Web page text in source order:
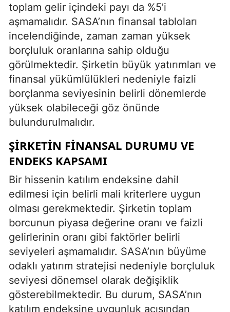
toplam gelir içindeki payı da %5’i
aşmamalıdır. SASA’nın finansal tabloları
incelendiğinde, zaman zaman yüksek
borçluluk oranlarına sahip olduğu
görülmektedir. Şirketin büyük yatırımları ve
finansal yükümlülükleri nedeniyle faizli
borçlanma seviyesinin belirli dönemlerde
yüksek olabileceği göz önünde
bulundurulmalıdır.
ŞIRKETIN FINANSAL DURUMU VE
ENDEKS KAPSAMI
Bir hissenin katılım endeksine dahil
edilmesi için belirli mali kriterlere uygun
olması gerekmektedir. Şirketin toplam
borcunun piyasa değerine oranı ve faizli
gelirlerinin oranı gibi faktörler belirli
seviyeleri aşmamalıdır. SASA’nın büyüme
odaklı yatırım stratejisi nedeniyle borçluluk
seviyesi dönemsel olarak değişiklik
gösterebilmektedir. Bu durum, SASA’nın
katılım endeksine uygunluk açısından